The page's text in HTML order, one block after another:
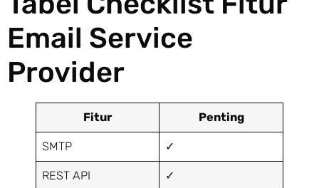
Email Service
Provider
Fitur Penting
SMTP ✓
REST API ✓